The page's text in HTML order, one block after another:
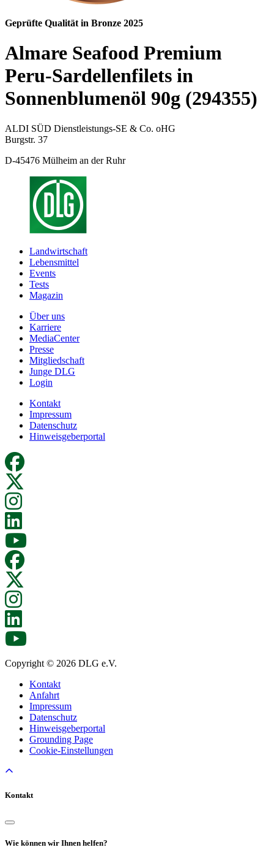
Geprüfte Qualität in Bronze 2025
Almare Seafood Premium
Peru-Sardellenfilets in
Sonnenblumenöl 90g (294355)
ALDI SÜD Dienstleistungs-SE & Co. oHG
Burgstr. 37
D-45476 Mülheim an der Ruhr
Landwirtschaft
Lebensmittel
Events
Tests
Magazin
Über uns
Karriere
MediaCenter
Presse
Mitgliedschaft
Junge DLG
Login
Kontakt
Impressum
Datenschutz
Hinweisgeberportal
Copyright © 2026 DLG e.V.
Kontakt
Anfahrt
Impressum
Datenschutz
Hinweisgeberportal
Grounding Page
Cookie-Einstellungen
Kontakt
Wie können wir Ihnen helfen?